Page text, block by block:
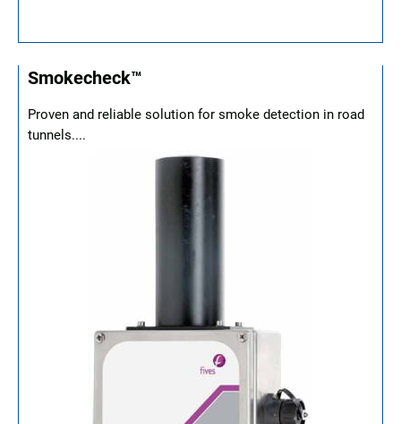
Smokecheck™
Proven and reliable solution for smoke detection in road
tunnels....